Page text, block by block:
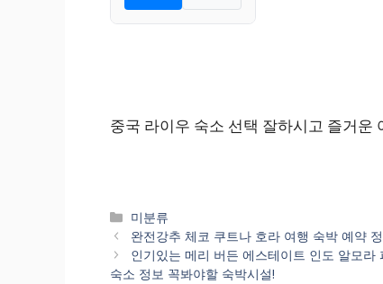
중국 라이우 숙소 선택 잘하시고 즐거운
카
테
고
리
미분류
완전강추 체코 쿠트나 호라 여행 숙박 예약
인기있는 메리 버든 에스테이트 인도 알모
숙소 정보 꼭봐야할 숙박시설!